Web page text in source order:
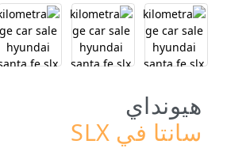
هيونداي
سانتا في SLX